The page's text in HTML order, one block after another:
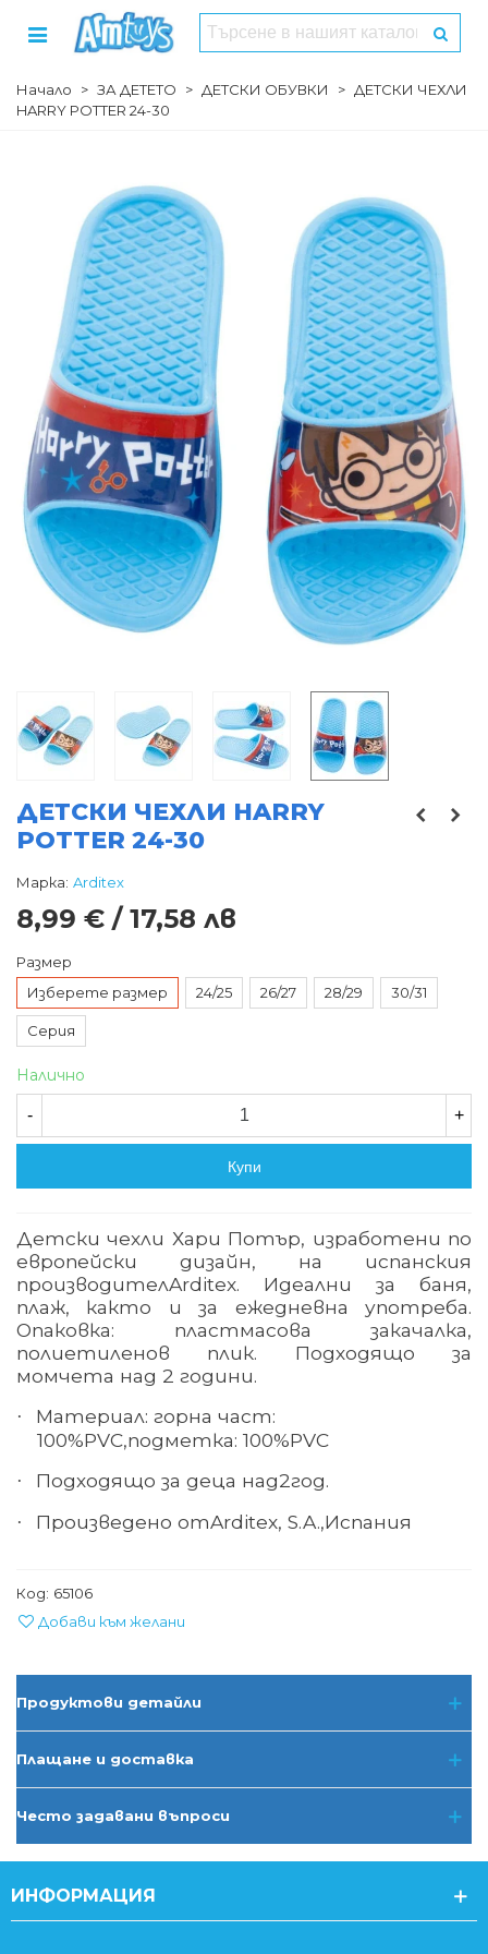
Начало > ЗА ДЕТЕТО > ДЕТСКИ ОБУВКИ > ДЕТСКИ ЧЕХЛИ
HARRY POTTER 24-30
ДЕТСКИ ЧЕХЛИ HARRY
POTTER 24-30
Марка: Arditex
8,99 € / 17,58 лв
Размер
Изберете размер
24/25 26/27 28/29 30/31
Серия
Налично
- +
Купи
Детски чехли Хари Потър, изработени по
европейски дизайн, на испанския
производителArditex.
Идеални за баня,
плаж, както и за ежедневна употреба.
Опаковка: пластмасова закачалка,
полиетиленов плик. Подходящо за
момчета над 2 години.
· Материал: горна част:
100%PVC,подметка: 100%PVC
· Подходящо за деца над2год.
· Произведено отArditex, S.A.,Испания
Код: 65106
Добави към желани
Продуктови детайли
Плащане и доставка
Често задавани въпроси
ИНФОРМАЦИЯ